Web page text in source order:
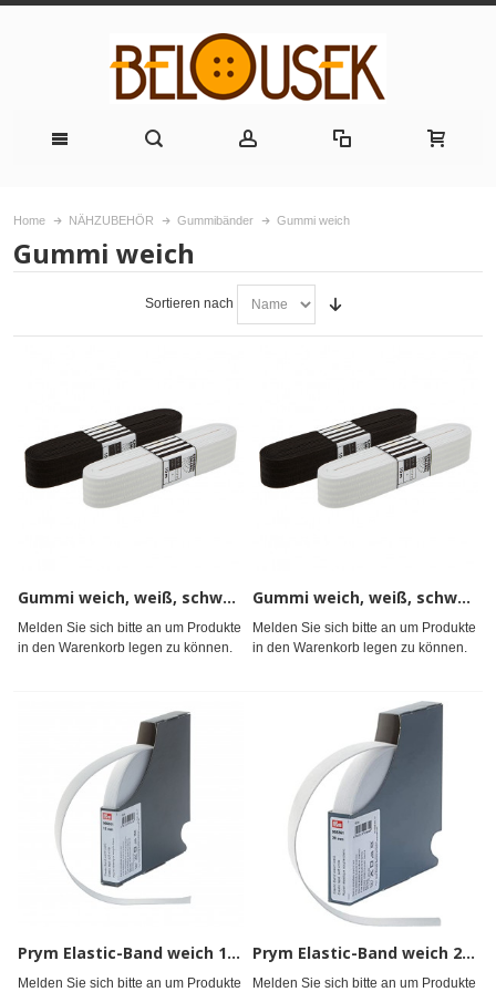
Home NÄHZUBEHÖR Gummibänder Gummi weich
Gummi weich
Sortieren nach
Gummi weich, weiß, schwarz
Melden Sie sich bitte an um Produkte
in den Warenkorb legen zu können.
Gummi weich, weiß, schwarz
Melden Sie sich bitte an um Produkte
in den Warenkorb legen zu können.
Prym Elastic-Band weich 15 mm weiß
Melden Sie sich bitte an um Produkte
Prym Elastic-Band weich 20 mm weiß
Melden Sie sich bitte an um Produkte